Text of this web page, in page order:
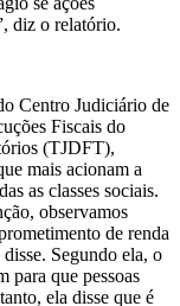
diz o relatório.
Centro Judiciário de
Fiscais do
(TJDFT),
mais acionam a
as classes sociais.
observamos
de renda
Segundo ela, o
para que pessoas
ela disse que é